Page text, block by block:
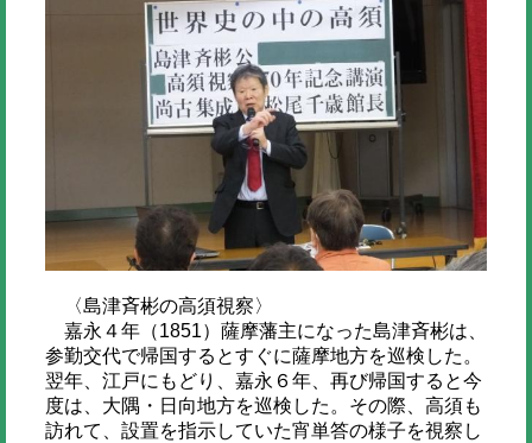
〈島津斉彬の高須視察〉
嘉永４年（1851）薩摩藩主になった島津斉彬は、
参勤交代で帰国するとすぐに薩摩地方を巡検した。
翌年、江戸にもどり、嘉永６年、再び帰国すると今
度は、大隅・日向地方を巡検した。その際、高須も
訪れて、設置を指示していた宵単答の様子を視察し